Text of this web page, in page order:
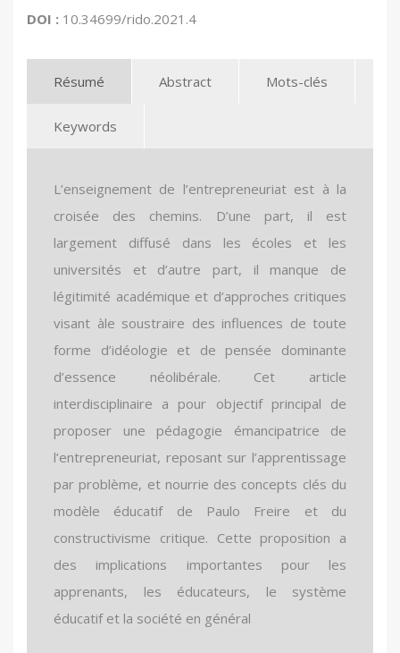
DOI : 10.34699/rido.2021.4
Résumé Abstract Mots-clés
Keywords
L’enseignement de l’entrepreneuriat est à la
croisée des chemins. D’une part, il est
largement diffusé dans les écoles et les
universités et d’autre part, il manque de
légitimité académique et d’approches critiques
visant àle soustraire des influences de toute
forme d’idéologie et de pensée dominante
d’essence néolibérale. Cet article
interdisciplinaire a pour objectif principal de
proposer une pédagogie émancipatrice de
l’entrepreneuriat, reposant sur l’apprentissage
par problème, et nourrie des concepts clés du
modèle éducatif de Paulo Freire et du
constructivisme critique. Cette proposition a
des implications importantes pour les
apprenants, les éducateurs, le système
éducatif et la société en général